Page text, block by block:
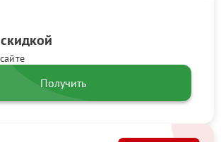
Получить